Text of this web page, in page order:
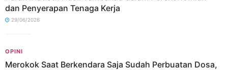
dan Penyerapan Tenaga Kerja
29/06/2026
OPINI
Merokok Saat Berkendara Saja Sudah Perbuatan Dosa,